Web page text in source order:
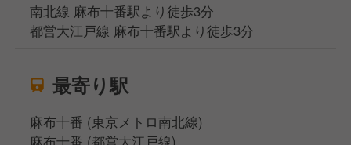
南北線 麻布十番駅より徒歩3分
都営大江戸線 麻布十番駅より徒歩3分
最寄り駅
麻布十番 (東京メトロ南北線)
麻布十番 (都営大江戸線)